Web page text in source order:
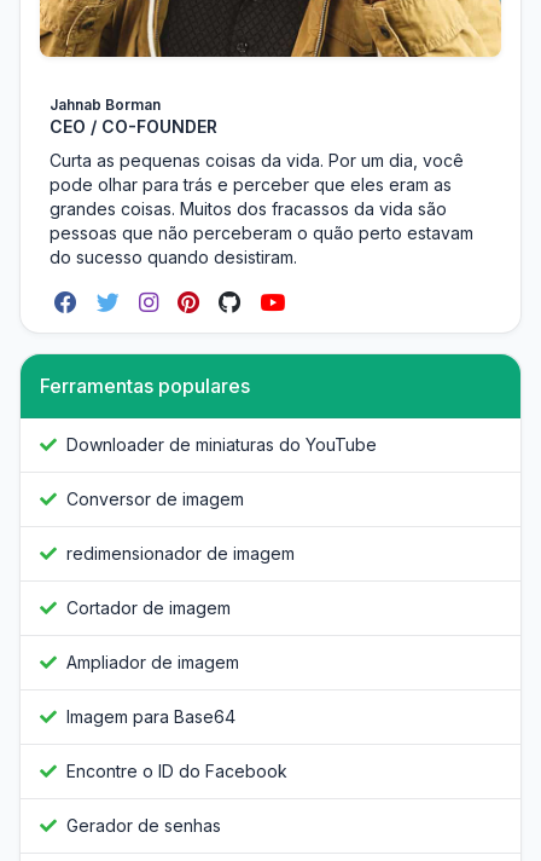
Jahnab Borman
CEO / CO-FOUNDER
Curta as pequenas coisas da vida. Por um dia, você
pode olhar para trás e perceber que eles eram as
grandes coisas. Muitos dos fracassos da vida são
pessoas que não perceberam o quão perto estavam
do sucesso quando desistiram.
Ferramentas populares
Downloader de miniaturas do YouTube
Conversor de imagem
redimensionador de imagem
Cortador de imagem
Ampliador de imagem
Imagem para Base64
Encontre o ID do Facebook
Gerador de senhas